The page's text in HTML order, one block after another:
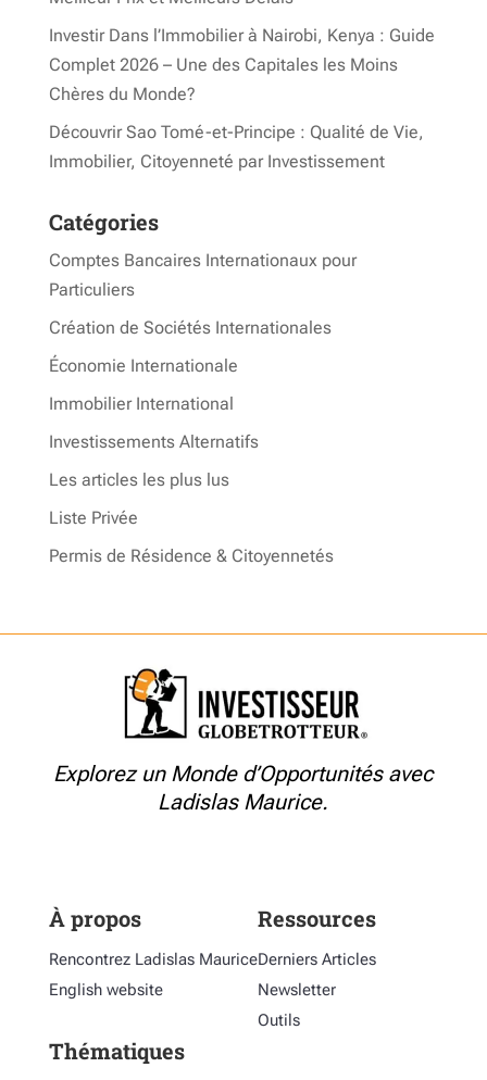
Investir Dans l’Immobilier à Nairobi, Kenya : Guide
Complet 2026 – Une des Capitales les Moins
Chères du Monde?
Découvrir Sao Tomé-et-Principe : Qualité de Vie,
Immobilier, Citoyenneté par Investissement
Catégories
Comptes Bancaires Internationaux pour
Particuliers
Création de Sociétés Internationales
Économie Internationale
Immobilier International
Investissements Alternatifs
Les articles les plus lus
Liste Privée
Permis de Résidence & Citoyennetés
Explorez un Monde d’Opportunités avec
Ladislas Maurice.
À propos
Rencontrez Ladislas Maurice
English website
Ressources
Derniers Articles
Newsletter
Outils
Thématiques